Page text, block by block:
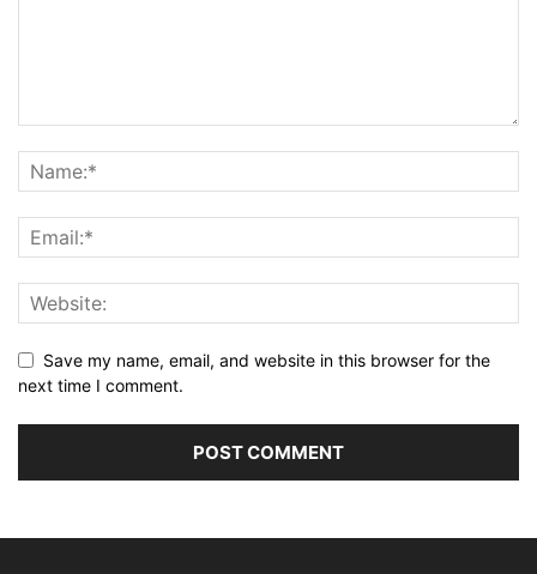
Save my name, email, and website in this browser for the
next time I comment.